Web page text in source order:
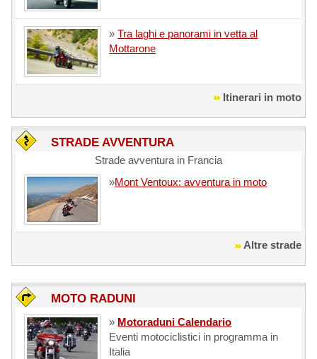
»Tra laghi e panorami in vetta al
Mottarone
Itinerari in moto
STRADE AVVENTURA
Strade avventura in Francia
»Mont Ventoux: avventura in moto
Altre strade
MOTO RADUNI
» Motoraduni Calendario
Eventi motociclistici in programma in
Italia